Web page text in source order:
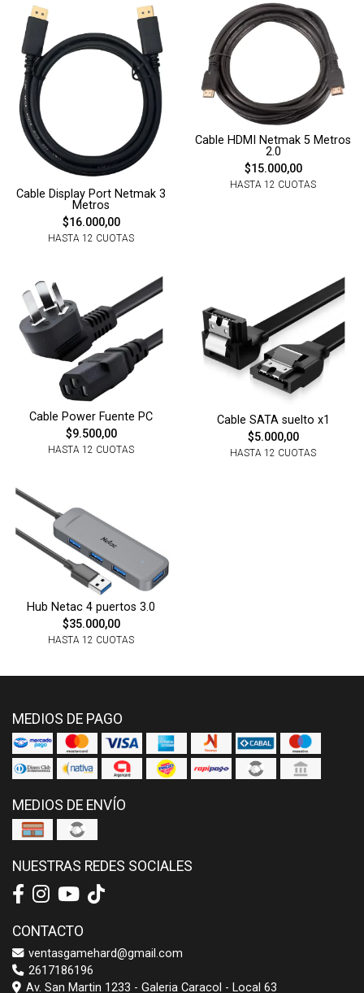
Cable Display Port Netmak 3
Metros
$16.000,00
HASTA 12 CUOTAS
Cable HDMI Netmak 5 Metros
2.0
$15.000,00
HASTA 12 CUOTAS
Cable Power Fuente PC
$9.500,00
HASTA 12 CUOTAS
Cable SATA suelto x1
$5.000,00
HASTA 12 CUOTAS
Hub Netac 4 puertos 3.0
$35.000,00
HASTA 12 CUOTAS
MEDIOS DE PAGO
MEDIOS DE ENVÍO
NUESTRAS REDES SOCIALES
CONTACTO
ventasgamehard@gmail.com
2617186196
Av. San Martin 1233 - Galeria Caracol - Local 63